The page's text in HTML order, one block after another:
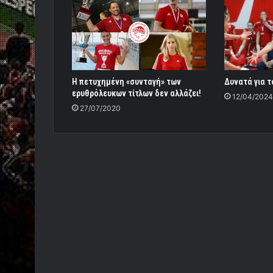
Η πετυχημένη «συνταγή» των
ερυθρόλευκων τίτλων δεν αλλάζει!
27/07/2020
Δυνατά για
12/04/2024